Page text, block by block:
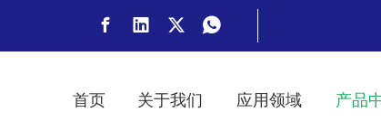
首页 关于我们 应用领域 产品